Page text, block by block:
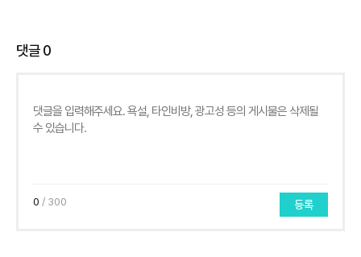
댓글0
0 / 300 등록